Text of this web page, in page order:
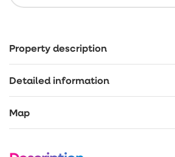
Property description
Detailed information
Map